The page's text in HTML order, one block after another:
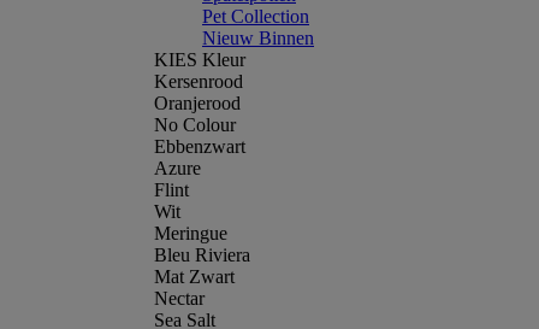
Pet Collection
Nieuw Binnen
KIES Kleur
Kersenrood
Oranjerood
No Colour
Ebbenzwart
Azure
Flint
Wit
Meringue
Bleu Riviera
Mat Zwart
Nectar
Sea Salt